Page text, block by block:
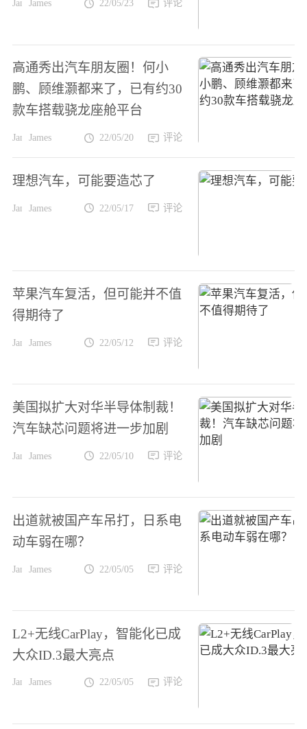
James 22/05/23 评论
高通秀出汽车朋友圈！何小
鹏、顾维灏都来了，已有约30
款车搭载骁龙座舱平台
James 22/05/20 评论
理想汽车，可能要造芯了
James 22/05/17 评论
苹果汽车复活，但可能并不值
得期待了
James 22/05/12 评论
美国拟扩大对华半导体制裁！
汽车缺芯问题将进一步加剧
James 22/05/10 评论
出道就被国产车吊打，日系电
动车弱在哪？
James 22/05/05 评论
L2+无线CarPlay，智能化已成
大众ID.3最大亮点
James 22/05/05 评论